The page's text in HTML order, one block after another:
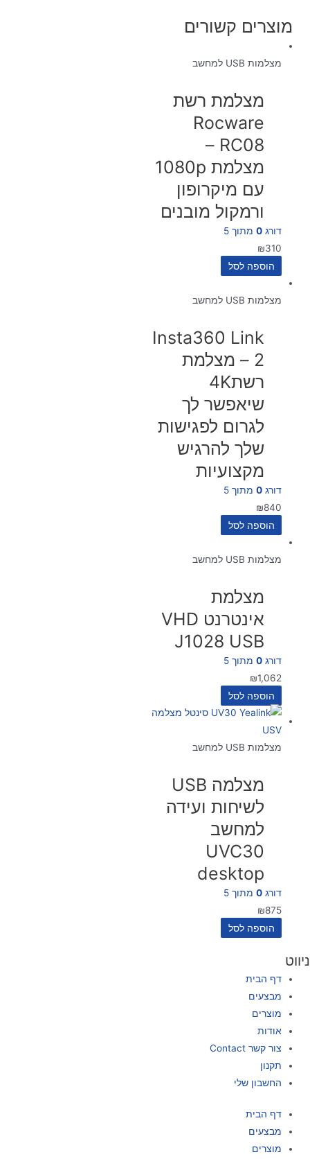
מוצרים קשורים
מצלמות USB למחשב
מצלמת רשת
Rocware
RC08 –
מצלמת 1080p
עם מיקרופון
ורמקול מובנים
דורג0 מתוך 5
₪310
הוספה לסל
מצלמות USB למחשב
Insta360 Link
2 – מצלמת
רשת4K
שיאפשר לך
לגרום לפגישות
שלך להרגיש
מקצועיות
דורג0 מתוך 5
₪840
הוספה לסל
מצלמות USB למחשב
מצלמת
אינטרנט VHD
J1028 USB
דורג0 מתוך 5
₪1,062
הוספה לסל
מצלמות USB למחשב
מצלמה USB
לשיחות ועידה
למחשב
UVC30
desktop
דורג0 מתוך 5
₪875
הוספה לסל
ניווט
דף הבית
מבצעים
מוצרים
אודות
צור קשר Contact
תקנון
החשבון שלי
דף הבית
מבצעים
מוצרים